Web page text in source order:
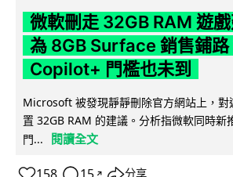
微軟刪走 32GB RAM 遊
為 8GB Surface 銷售鋪路
Copilot+ 門檻也未到
Microsoft 被發現靜靜刪除官方網站上，對
置 32GB RAM 的建議。分析指微軟同時新
門...
閱讀全文
↗